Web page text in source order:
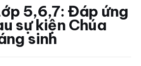
5,6,7: Đáp ứng
sự kiện Chúa
sinh